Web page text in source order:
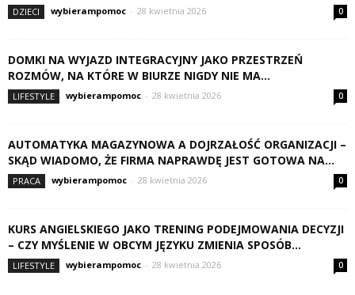
DZIECI wybierampomoc - 28 kwietnia 2026 0
DOMKI NA WYJAZD INTEGRACYJNY JAKO PRZESTRZEŃ
ROZMÓW, NA KTÓRE W BIURZE NIGDY NIE MA...
LIFESTYLE wybierampomoc - 28 kwietnia 2026 0
AUTOMATYKA MAGAZYNOWA A DOJRZAŁOŚĆ ORGANIZACJI –
SKĄD WIADOMO, ŻE FIRMA NAPRAWDĘ JEST GOTOWA NA...
PRACA wybierampomoc - 28 kwietnia 2026 0
KURS ANGIELSKIEGO JAKO TRENING PODEJMOWANIA DECYZJI
– CZY MYŚLENIE W OBCYM JĘZYKU ZMIENIA SPOSÓB...
LIFESTYLE wybierampomoc - 28 kwietnia 2026 0